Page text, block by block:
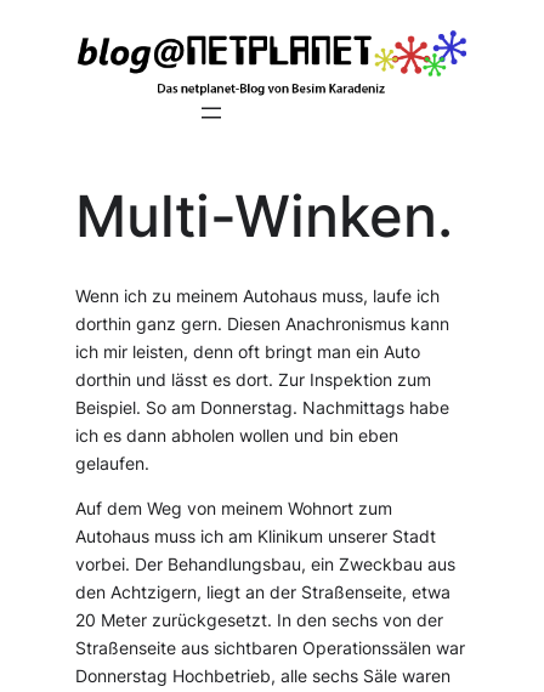
Multi-Winken.
Wenn ich zu meinem Autohaus muss, laufe ich
dorthin ganz gern. Diesen Anachronismus kann
ich mir leisten, denn oft bringt man ein Auto
dorthin und lässt es dort. Zur Inspektion zum
Beispiel. So am Donnerstag. Nachmittags habe
ich es dann abholen wollen und bin eben
gelaufen.
Auf dem Weg von meinem Wohnort zum
Autohaus muss ich am Klinikum unserer Stadt
vorbei. Der Behandlungsbau, ein Zweckbau aus
den Achtzigern, liegt an der Straßenseite, etwa
20 Meter zurückgesetzt. In den sechs von der
Straßenseite aus sichtbaren Operationssälen war
Donnerstag Hochbetrieb, alle sechs Säle waren